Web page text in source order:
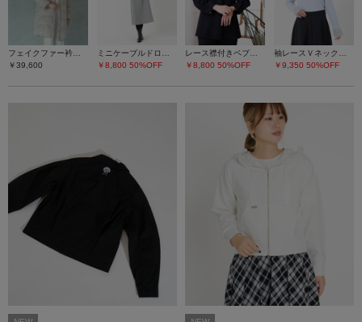
フェイクファー衿ダウンコート
￥39,600
ミニケーブルドロストワンピース
￥8,800 50%OFF
レース襟付きペプラムプルオーバー
￥8,800 50%OFF
袖レースＶネックニット
￥9,350 50%OFF